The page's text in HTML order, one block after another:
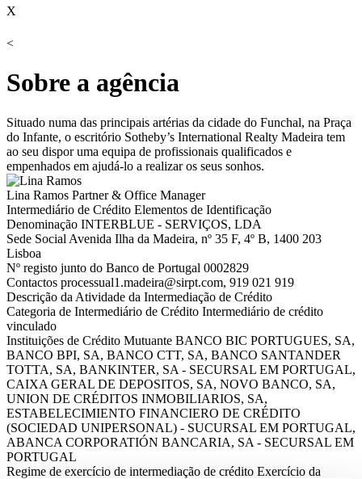
X
<
Sobre a agência
Situado numa das principais artérias da cidade do Funchal, na Praça
do Infante, o escritório Sotheby’s International Realty Madeira tem
ao seu dispor uma equipa de profissionais qualificados e
empenhados em ajudá-lo a realizar os seus sonhos.
Lina Ramos Partner & Office Manager
Intermediário de Crédito Elementos de Identificação
Denominação INTERBLUE - SERVIÇOS, LDA
Sede Social Avenida Ilha da Madeira, nº 35 F, 4º B, 1400 203
Lisboa
Nº registo junto do Banco de Portugal 0002829
Contactos processual1.madeira@sirpt.com, 919 021 919
Descrição da Atividade da Intermediação de Crédito
Categoria de Intermediário de Crédito Intermediário de crédito
vinculado
Instituições de Crédito Mutuante BANCO BIC PORTUGUES, SA,
BANCO BPI, SA, BANCO CTT, SA, BANCO SANTANDER
TOTTA, SA, BANKINTER, SA - SECURSAL EM PORTUGAL,
CAIXA GERAL DE DEPOSITOS, SA, NOVO BANCO, SA,
UNION DE CRÉDITOS INMOBILIARIOS, SA,
ESTABELECIMIENTO FINANCIERO DE CRÉDITO
(SOCIEDAD UNIPERSONAL) - SUCURSAL EM PORTUGAL,
ABANCA CORPORATIÓN BANCARIA, SA - SECURSAL EM
PORTUGAL
Regime de exercício de intermediação de crédito Exercício da